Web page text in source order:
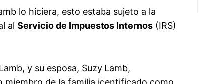
lo hiciera, esto estaba sujeto a la
al Servicio de Impuestos Internos (IRS)
y su esposa, Suzy Lamb,
miembro de la familia identificado como